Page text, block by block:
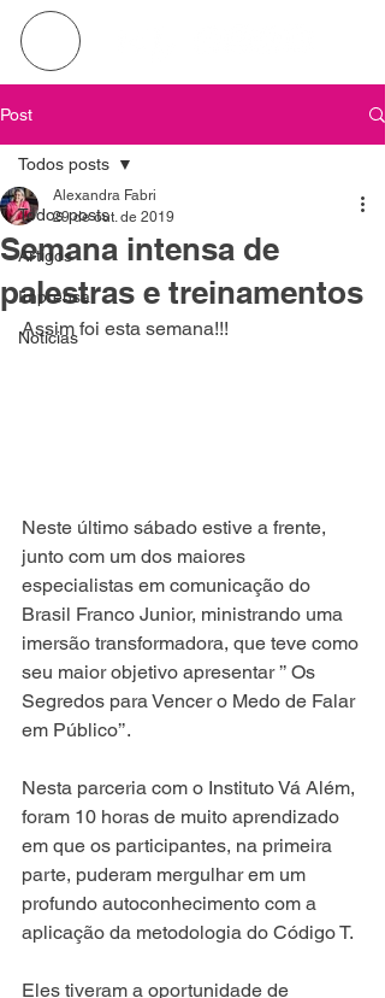
Post
Todos posts
Artigos
Imprensa
Notícias
Todos posts
Semana intensa de
palestras e treinamentos
Alexandra Fabri
29 de out. de 2019
Assim foi esta semana!!!
Neste último sábado estive a frente,
junto com um dos maiores
especialistas em comunicação do
Brasil Franco Junior, ministrando uma
imersão transformadora, que teve como
seu maior objetivo apresentar ’’ Os
Segredos para Vencer o Medo de Falar
em Público’’.
Nesta parceria com o Instituto Vá Além,
foram 10 horas de muito aprendizado
em que os participantes, na primeira
parte, puderam mergulhar em um
profundo autoconhecimento com a
aplicação da metodologia do Código T.
Eles tiveram a oportunidade de